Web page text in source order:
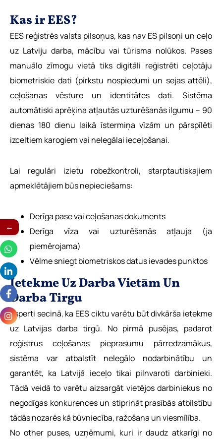
Kas ir EES?
EES reģistrēs valsts pilsoņus, kas nav ES pilsoņi un ceļo
uz Latviju darba, mācību vai tūrisma nolūkos. Pases
manuālo zīmogu vietā tiks digitāli reģistrēti ceļotāju
biometriskie dati (pirkstu nospiedumi un sejas attēli),
ceļošanas vēsture un identitātes dati. Sistēma
automātiski aprēķina atļautās uzturēšanās ilgumu – 90
dienas 180 dienu laikā īstermiņa vīzām un pārspīlēti
izceltiem karogiem vai nelegālai ieceļošanai.
Lai regulāri izietu robežkontroli, starptautiskajiem
apmeklētājiem būs nepieciešams:
Derīga pase vai ceļošanas dokuments
Derīga vīza vai uzturēšanās atļauja (ja
piemērojama)
Vēlme sniegt biometriskos datus ievades punktos
Ietekme Uz Darba Vietām Un
Darba Tirgu
Esperti secinā, ka EES ciktu varētu būt divkārša ietekme
uz Latvijas darba tirgū. No pirmā pusējas, padarot
reģistrus ceļošanas pieprasumu pārredzamākus,
sistēma var atbalstīt nelegālo nodarbinātību un
garantēt, ka Latvijā ieceļo tikai pilnvaroti darbinieki.
Tādā veidā to varētu aizsargāt vietējos darbiniekus no
negodīgas konkurences un stiprināt prasībās atbilstību
tādās nozarēs kā būvniecība, ražošana un viesmīlība.
No other puses, uzņēmumi, kuri ir daudz atkarīgi no
←